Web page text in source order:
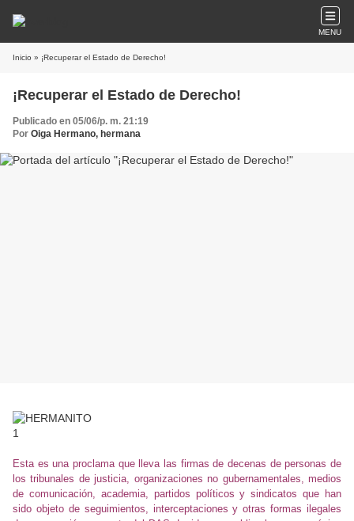
MENU
Inicio » ¡Recuperar el Estado de Derecho!
¡Recuperar el Estado de Derecho!
Publicado en 05/06/p. m. 21:19
Por Oiga Hermano, hermana
Esta es una proclama que lleva las firmas de decenas de personas de
los tribunales de justicia, organizaciones no gubernamentales, medios
de comunicación, academia, partidos políticos y sindicatos que han
sido objeto de seguimientos, interceptaciones y otras formas ilegales